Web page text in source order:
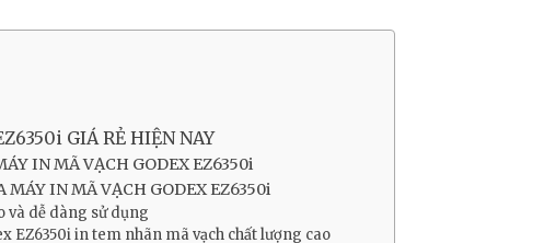
GIÁ RẺ HIỆN NAY
IN MÃ VẠCH GODEX EZ6350i
MÁY IN MÃ VẠCH GODEX EZ6350i
và dễ dàng sử dụng
EZ6350i in tem nhãn mã vạch chất lượng cao